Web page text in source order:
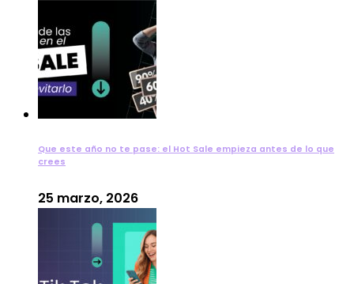
Que este año no te pase: el Hot Sale empieza antes de lo que
crees
25 marzo, 2026